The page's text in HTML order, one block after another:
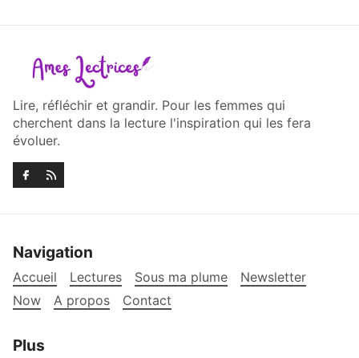
Lire, réfléchir et grandir. Pour les femmes qui
cherchent dans la lecture l'inspiration qui les fera
évoluer.
Navigation
Accueil Lectures Sous ma plume
Newsletter
Now
A propos Contact
Plus